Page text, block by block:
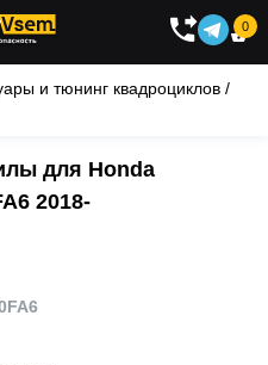

0
и тюнинг квадроциклов /
для Honda
2018-